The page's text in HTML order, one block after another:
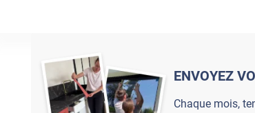
ENVOYEZ
Chaque mois,